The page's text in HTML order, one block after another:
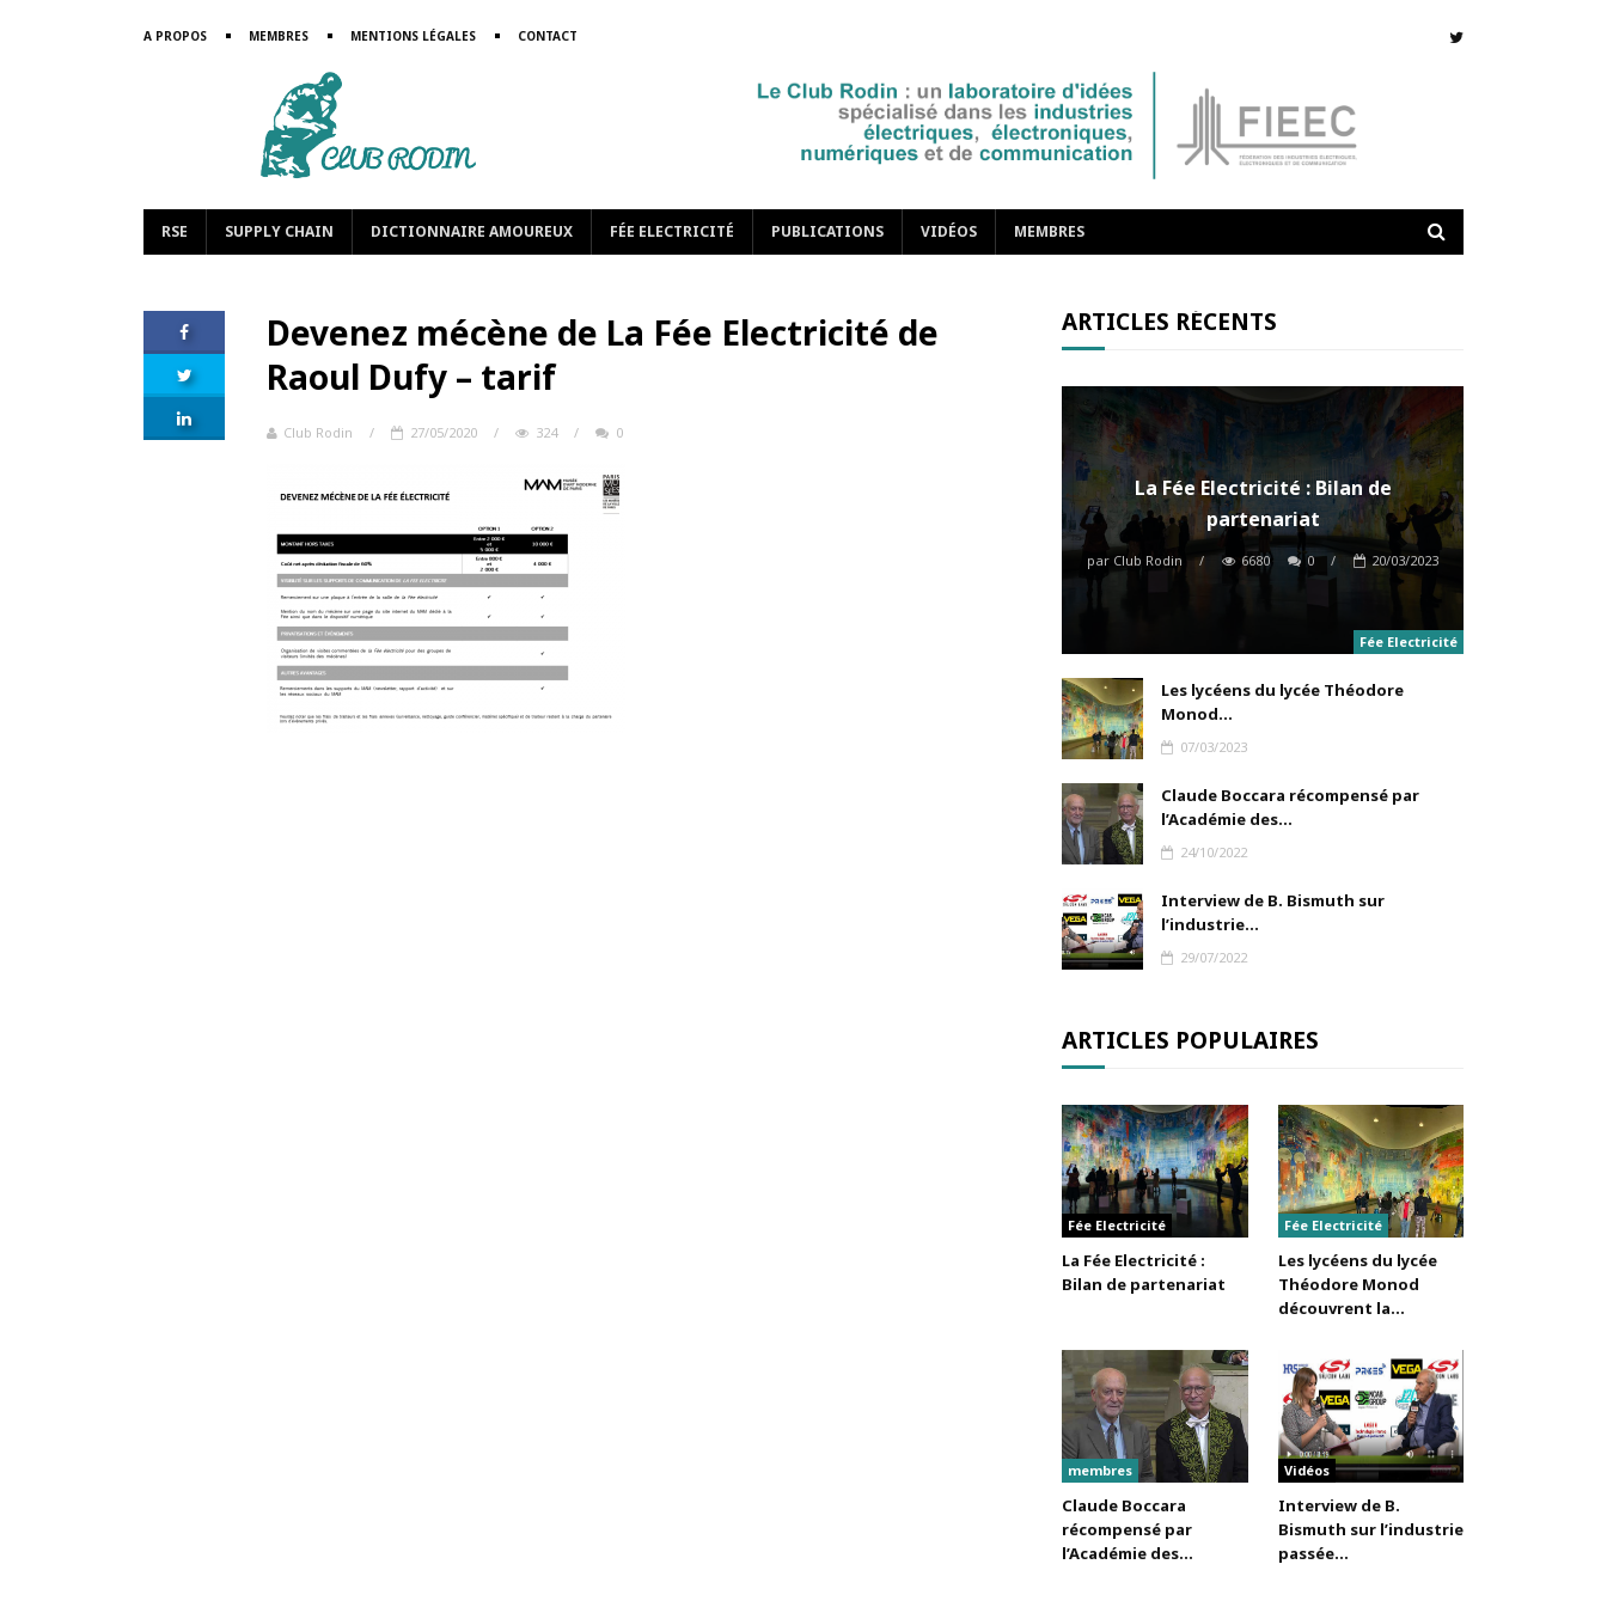
A PROPOS MEMBRES MENTIONS LÉGALES CONTACT
RSE SUPPLY CHAIN DICTIONNAIRE AMOUREUX FÉE ELECTRICITÉ PUBLICATIONS VIDÉOS MEMBRES
Devenez mécène de La Fée Electricité de
Raoul Dufy – tarif
Club Rodin / 27/05/2020 / 324 / 0
ARTICLES RÉCENTS
Fée Electricité
La Fée Electricité : Bilan de
partenariat
par Club Rodin / 6680 0 / 20/03/2023
Les lycéens du lycée Théodore
Monod...
07/03/2023
Claude Boccara récompensé par
l’Académie des...
24/10/2022
Interview de B. Bismuth sur
l’industrie...
29/07/2022
ARTICLES POPULAIRES
Fée Electricité
La Fée Electricité :
Bilan de partenariat
Fée Electricité
Les lycéens du lycée
Théodore Monod
découvrent la...
membres
Claude Boccara
récompensé par
l’Académie des...
Vidéos
Interview de B.
Bismuth sur l’industrie
passée...